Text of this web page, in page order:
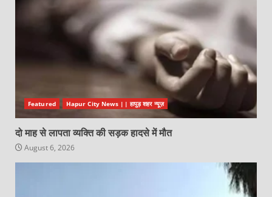
Featured Hapur City News || हापुड़ शहर न्यूज़
दो माह से लापता व्यक्ति की सड़क हादसे में मौत
August 6, 2026